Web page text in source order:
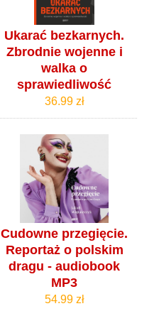
Ukarać bezkarnych.
Zbrodnie wojenne i
walka o
sprawiedliwość
36.99 zł
Cudowne przegięcie.
Reportaż o polskim
dragu - audiobook
MP3
54.99 zł